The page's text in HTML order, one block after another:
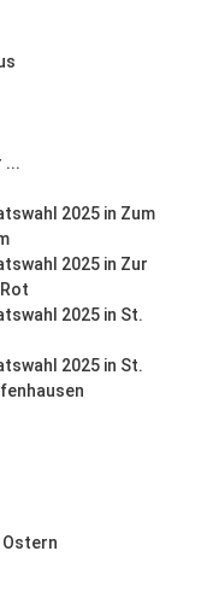
...
2025 in Zum
2025 in Zur
2025 in St.
2025 in St.
Ostern